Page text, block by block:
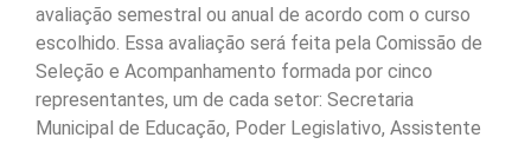
avaliação semestral ou anual de acordo com o curso
escolhido. Essa avaliação será feita pela Comissão de
Seleção e Acompanhamento formada por cinco
representantes, um de cada setor: Secretaria
Municipal de Educação, Poder Legislativo, Assistente